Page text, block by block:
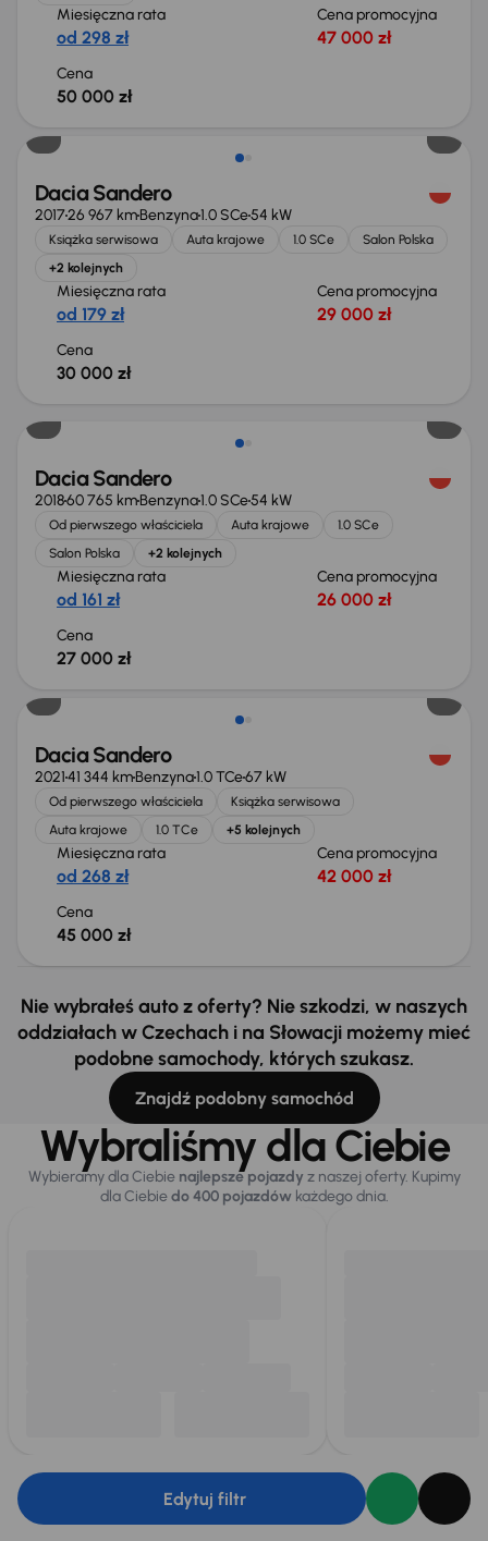
Miesięczna rata
od 298 zł
Cena promocyjna
47 000 zł
Cena
50 000 zł
Dacia Sandero
201726 967 kmBenzyna1.0 SCe54 kW
Książka serwisowa Auta krajowe 1.0 SCe
Salon Polska
+2 kolejnych
Miesięczna rata
od 179 zł
Cena promocyjna
29 000 zł
Cena
30 000 zł
Dacia Sandero
201860 765 kmBenzyna1.0 SCe54 kW
Od pierwszego właściciela Auta krajowe
1.0 SCe
Salon Polska
+2 kolejnych
Miesięczna rata
od 161 zł
Cena promocyjna
26 000 zł
Cena
27 000 zł
Dacia Sandero
202141 344 kmBenzyna1.0 TCe67 kW
Od pierwszego właściciela
Książka serwisowa
Auta krajowe
1.0 TCe +5 kolejnych
Miesięczna rata
od 268 zł
Cena promocyjna
42 000 zł
Cena
45 000 zł
Nie wybrałeś auto z oferty? Nie szkodzi, w naszych
oddziałach w Czechach i na Słowacji możemy mieć
podobne samochody, których szukasz.
Znajdź podobny samochód
Wybraliśmy dla Ciebie
Wybieramy dla Ciebie najlepsze pojazdy z naszej oferty. Kupimy
dla Ciebiedo 400 pojazdówkażdego dnia.
Edytuj filtr